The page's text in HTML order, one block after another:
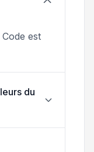
est
du